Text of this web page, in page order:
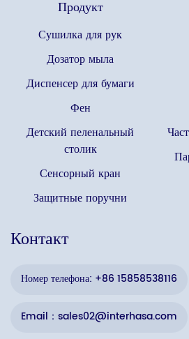
Продукт
Сушилка для рук
Дозатор мыла
Диспенсер для бумаги
Фен
Детский пеленальный
столик
Сенсорный кран
Защитные поручни
Контакт
Номер телефона: +86 15858538116
Email：sales02@interhasa.com